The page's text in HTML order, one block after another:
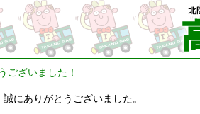
ございました！
にありがとうございました。